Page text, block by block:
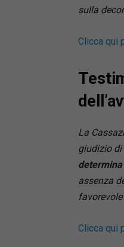
sulla
Clicca qui
La
giudizio di
assenza
Clicca qui